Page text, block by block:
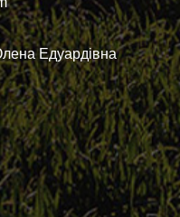
Едуардівна